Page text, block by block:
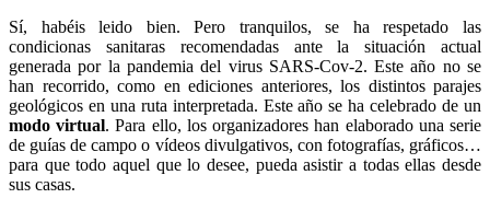
Sí, habéis leido bien. Pero tranquilos, se ha respetado las
condicionas sanitaras recomendadas ante la situación actual
generada por la pandemia del virus SARS-Cov-2. Este año no se
han recorrido, como en ediciones anteriores, los distintos parajes
geológicos en una ruta interpretada. Este año se ha celebrado de un
modo virtual. Para ello, los organizadores han elaborado una serie
de guías de campo o vídeos divulgativos, con fotografías, gráficos…
para que todo aquel que lo desee, pueda asistir a todas ellas desde
sus casas.